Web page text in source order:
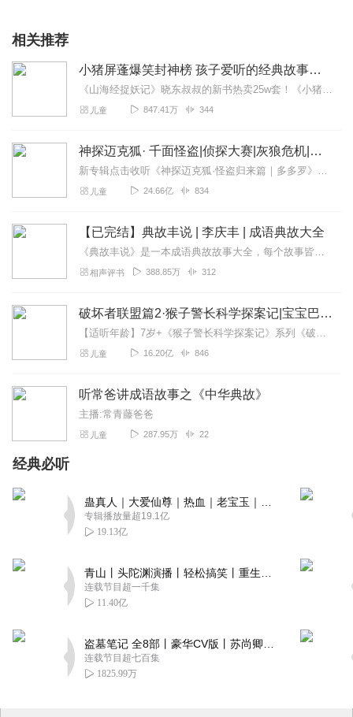
相关推荐
小猪屏蓬爆笑封神榜 孩子爱听的经典故事成语睡前故事
《山海经捉妖记》晓东叔叔的新书热卖25w套！《小猪屏蓬爆笑封神榜》——小猪屏蓬晓东叔叔爆笑封神！《小猪屏蓬爆笑日记2》小猪上学！《小猪屏蓬爆笑日记2024》让你...
儿童 847.41万 344
神探迈克狐· 千面怪盗|侦探大赛|灰狼危机|多多罗
新专辑点击收听《神探迈克狐·怪盗归来篇｜多多罗》！！！>>>点击进入主播橱窗购买《神探迈克狐》系列图书吧!<<<多多罗故事【点击前往】收听多多罗其他好玩有趣的故...
儿童 24.66亿 834
【已完结】典故丰说 | 李庆丰 | 成语典故大全
《典故丰说》是一本成语典故故事大全，每个故事皆是经典。一段故事，一段岁月，一个道理，世代流传。成语是语言中的精华，凝聚着一个民族的思想智慧和文化习俗。李庆丰用评...
相声评书 388.85万 312
破坏者联盟篇2·猴子警长科学探案记|宝宝巴士故事
【适听年龄】7岁+《猴子警长科学探案记》系列《破坏者联盟篇1·猴子警长科学探案记》>>>《破坏者联盟篇2·猴子警长科学探案记》>>>《破坏者联盟篇3·猴子警长科...
儿童 16.20亿 846
听常爸讲成语故事之《中华典故》
主播:常青藤爸爸
儿童 287.95万 22
经典必听
专辑播放量超19.1亿
19.13亿
连载节目超一千集
11.40亿
连载节目超七百集
1825.99万